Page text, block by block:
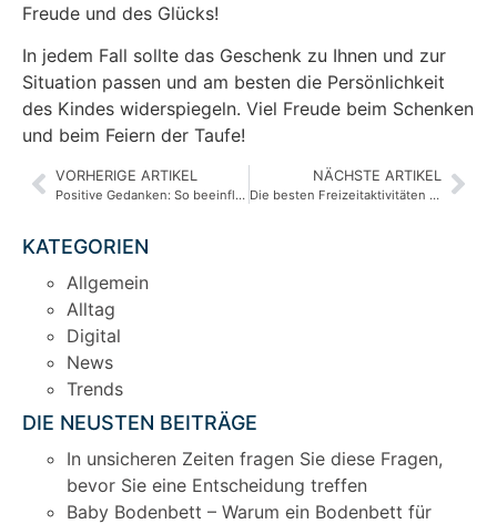
Freude und des Glücks!
In jedem Fall sollte das Geschenk zu Ihnen und zur
Situation passen und am besten die Persönlichkeit
des Kindes widerspiegeln. Viel Freude beim Schenken
und beim Feiern der Taufe!
VORHERIGE ARTIKEL
Positive Gedanken: So beeinflusst man seine mentale Gesundheit
NÄCHSTE ARTIKEL
Die besten Freizeitaktivitäten für die ganze Familie: Gemeinsam Zeit verbringen und Spaß haben
KATEGORIEN
Allgemein
Alltag
Digital
News
Trends
DIE NEUSTEN BEITRÄGE
In unsicheren Zeiten fragen Sie diese Fragen,
bevor Sie eine Entscheidung treffen
Baby Bodenbett – Warum ein Bodenbett für